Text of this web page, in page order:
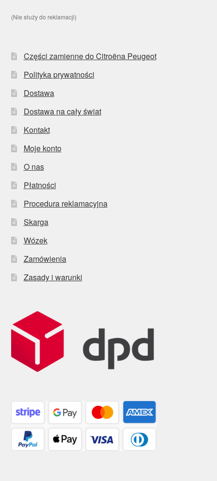
(Nie służy do reklamacji)
Części zamienne do Citroëna Peugeot
Polityka prywatności
Dostawa
Dostawa na cały świat
Kontakt
Moje konto
O nas
Płatności
Procedura reklamacyjna
Skarga
Wózek
Zamówienia
Zasady i warunki